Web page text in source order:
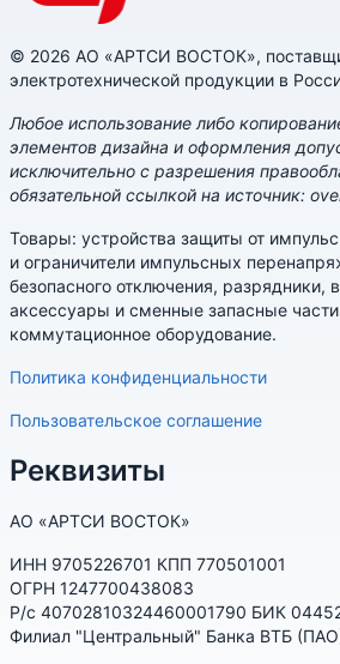
© 2026 АО «АРТСИ ВОСТОК»,
электротехнической продукции в
Любое использование либо
элементов дизайна и оформления
исключительно с разрешения
обязательной ссылкой на источник:
Товары: устройства защиты от
и ограничители импульсных
безопасного отключения, разрядники,
аксессуары и сменные запасные
коммутационное оборудование.
Политика конфиденциальности
Пользовательское соглашение
Реквизиты
АО «АРТСИ ВОСТОК»
ИНН 9705226701 КПП 770501001
ОГРН 1247700438083
Р/с 40702810324460001790 БИК
Филиал "Центральный" Банка ВТБ